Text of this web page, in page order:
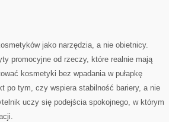
jako narzędzia, a nie obietnicy.
promocyjne od rzeczy, które realnie mają
kosmetyki bez wpadania w pułapkę
po tym, czy wspiera stabilność bariery, a nie
uczy się podejścia spokojnego, w którym